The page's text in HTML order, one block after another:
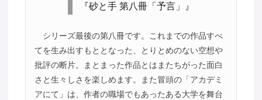
『砂と手 第八冊「予言」』
シリーズ最後の第八冊です。これまでの作品すべ
てを生み出すもととなった、とりとめのない空想や
批評の断片。まとまった作品とはまたちがった面白
さと生々しさを楽しめます。また冒頭の「アカデミ
アにて」は、作者の職場でもあったある大学を舞台